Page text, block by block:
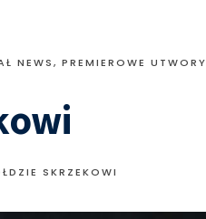
NEWS, PREMIEROWE UTWORY
SKRZEKOWI